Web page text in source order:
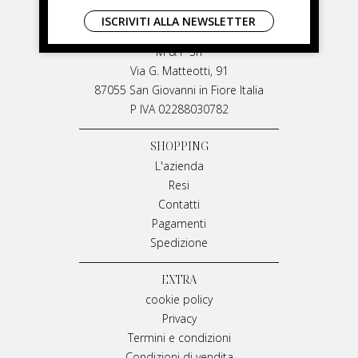
LIVIANA MIRARCHI
M & P Srl
Via G. Matteotti, 91
87055 San Giovanni in Fiore Italia
P IVA 02288030782
SHOPPING
L'azienda
Resi
Contatti
Pagamenti
Spedizione
EXTRA
cookie policy
Privacy
Termini e condizioni
ISCRIVITI ALLA NEWSLETTER